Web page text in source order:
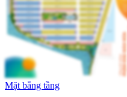
Mặt bằng tầng